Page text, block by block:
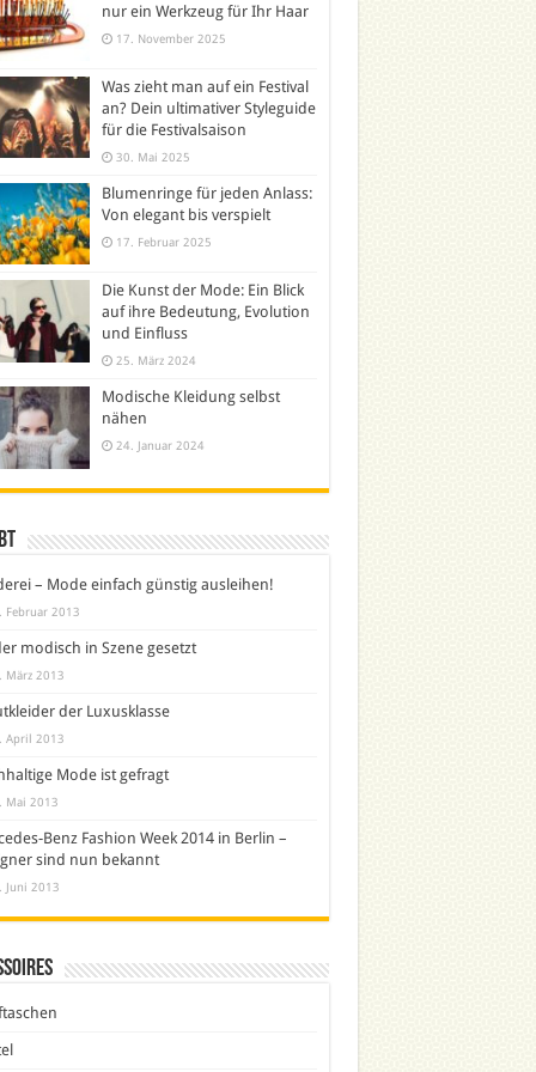
nur ein Werkzeug für Ihr Haar
17. November 2025
Was zieht man auf ein Festival
an? Dein ultimativer Styleguide
für die Festivalsaison
30. Mai 2025
Blumenringe für jeden Anlass:
Von elegant bis verspielt
17. Februar 2025
Die Kunst der Mode: Ein Blick
auf ihre Bedeutung, Evolution
und Einfluss
25. März 2024
Modische Kleidung selbst
nähen
24. Januar 2024
– Mode einfach günstig ausleihen!
Februar 2013
modisch in Szene gesetzt
März 2013
der Luxusklasse
April 2013
Mode ist gefragt
Mai 2013
Benz Fashion Week 2014 in Berlin –
sind nun bekannt
Juni 2013